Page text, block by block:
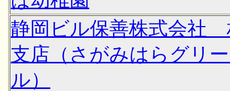
静岡ビル保善株式会社
支店（さがみはらグリ
ル）